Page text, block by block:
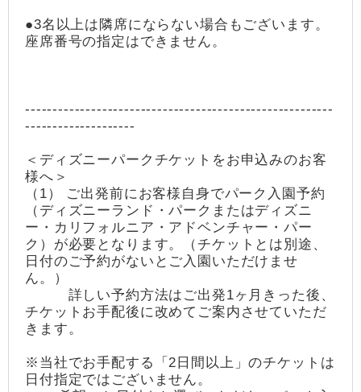
●3名以上は隣席にならない場合もございます。
座席番号の指定はできません。
--------------------------------------------------------
--------------------
＜ディズニーパークチケットをお申込みのお客
様へ＞
（1） ご出発前にお客様自身でパーク入園予約
（ディズニーランド・パークまたはディズニ
ー・カリフォルニア・アドベンチャー・パー
ク）が必要となります。（チケットとは別途、
日付のご予約がないとご入園いただけませ
ん。）
詳しい予約方法はご出発1ヶ月きった後、
チケットお手配後に改めてご案内させていただ
きます。
※当社でお手配する「2日間以上」のチケットは
日付指定ではございません。